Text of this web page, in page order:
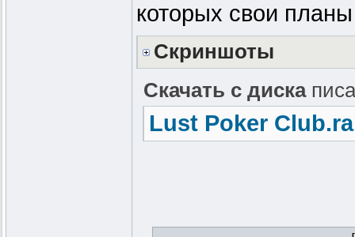
которых свои
Скриншоты
Скачать с диска
Lust Poker